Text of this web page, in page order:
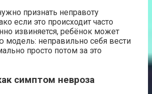
признать неправоту
если это происходит часто
извиняется, ребёнок может
модель: неправильно себя вести
просто потом за это
симптом невроза